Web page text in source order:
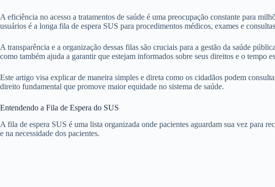
A eficiência no acesso a tratamentos de saúde é uma preocupação constante para
usuários é a longa fila de espera SUS para procedimentos médicos, exames e
A transparência e a organização dessas filas são cruciais para a gestão da saúde
como também ajuda a garantir que estejam informados sobre seus direitos e o tempo
Este artigo visa explicar de maneira simples e direta como os cidadãos podem
direito fundamental que promove maior equidade no sistema de saúde.
Entendendo a Fila de Espera do SUS
A fila de espera SUS é uma lista organizada onde pacientes aguardam sua vez para
e na necessidade dos pacientes.